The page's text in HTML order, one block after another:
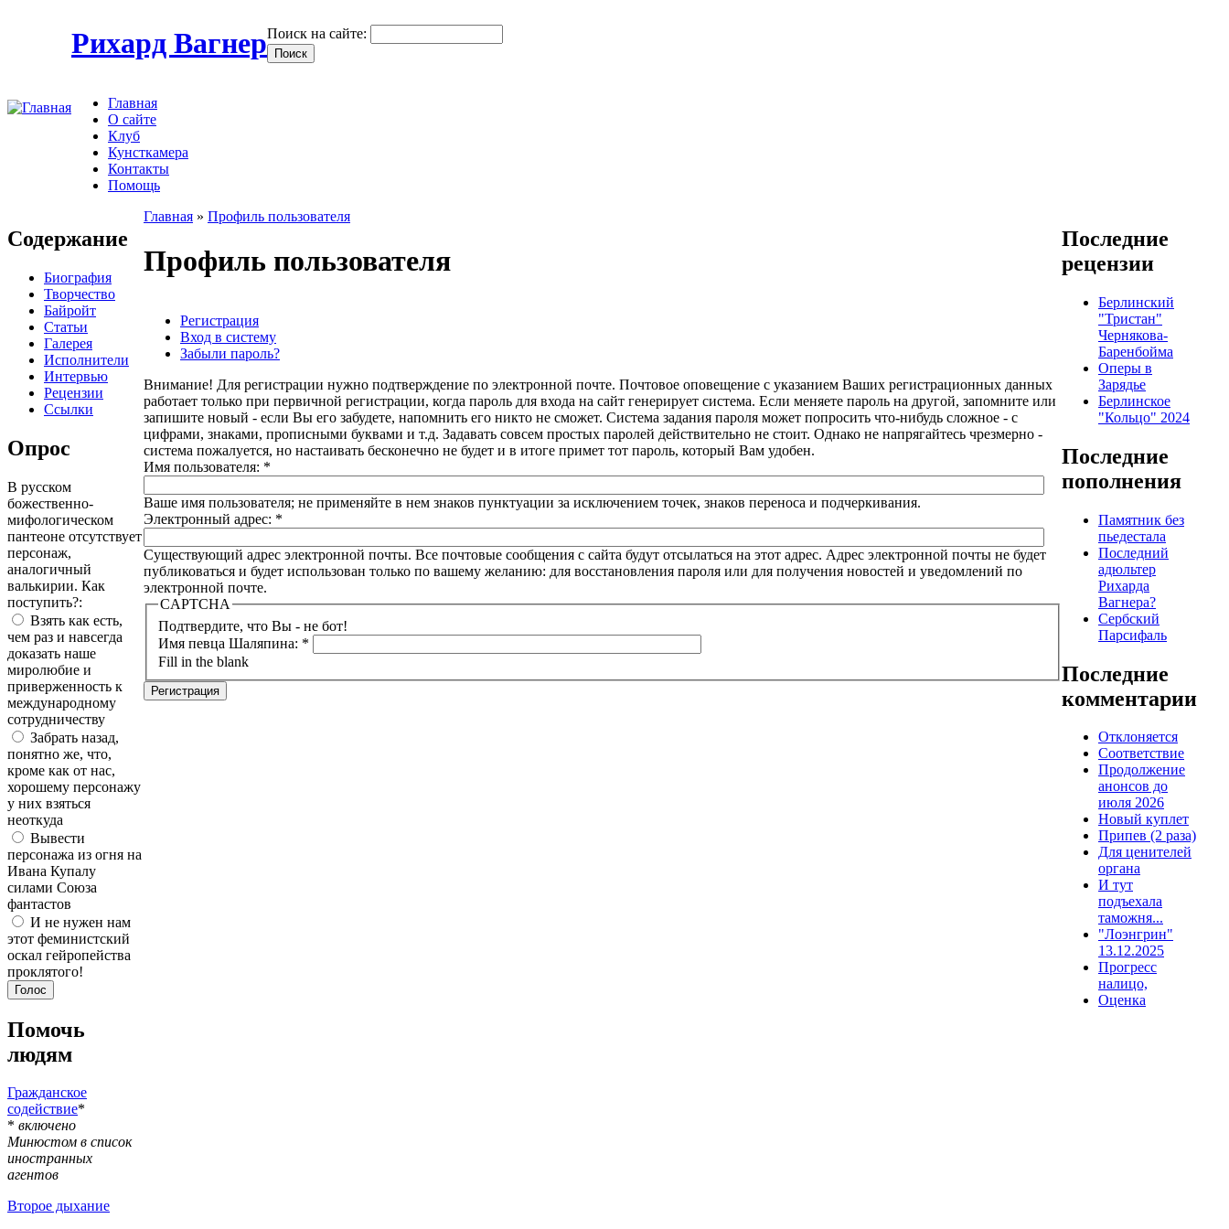
Рихард ВагнерПоиск на сайте:
Главная
О сайте
Клуб
Кунсткамера
Контакты
Помощь
Содержание
Биография
Творчество
Байройт
Статьи
Галерея
Исполнители
Интервью
Рецензии
Ссылки
Опрос
В русском
божественно-
мифологическом
пантеоне отсутствует
персонаж,
аналогичный
валькирии. Как
поступить?:
Взять как есть,
чем раз и навсегда
доказать наше
миролюбие и
приверженность к
международному
сотрудничеству
Забрать назад,
понятно же, что,
кроме как от нас,
хорошему персонажу
у них взяться
неоткуда
Вывести
персонажа из огня на
Ивана Купалу
силами Союза
фантастов
И не нужен нам
этот феминистский
оскал гейропейства
проклятого!
Помочь
людям
Гражданское
содействие*
* включено
Минюстом в список
иностранных
агентов
Второе дыхание
Главная » Профиль пользователя
Профиль пользователя
Регистрация
Вход в систему
Забыли пароль?
Внимание! Для регистрации нужно подтверждение по электронной почте. Почтовое оповещение с указанием Ваших регистрационных данных
работает только при первичной регистрации, когда пароль для входа на сайт генерирует система. Если меняете пароль на другой, запомните или
запишите новый - если Вы его забудете, напомнить его никто не сможет. Система задания пароля может попросить что-нибудь сложное - с
цифрами, знаками, прописными буквами и т.д. Задавать совсем простых паролей действительно не стоит. Однако не напрягайтесь чрезмерно -
система пожалуется, но настаивать бесконечно не будет и в итоге примет тот пароль, который Вам удобен.
Имя пользователя: *
Ваше имя пользователя; не применяйте в нем знаков пунктуации за исключением точек, знаков переноса и подчеркивания.
Электронный адрес: *
Существующий адрес электронной почты. Все почтовые сообщения с сайта будут отсылаться на этот адрес. Адрес электронной почты не будет
публиковаться и будет использован только по вашему желанию: для восстановления пароля или для получения новостей и уведомлений по
электронной почте.
CAPTCHA
Подтвердите, что Вы - не бот!
Имя певца Шаляпина: *
Fill in the blank
Последние
рецензии
Берлинский
"Тристан"
Чернякова-
Баренбойма
Оперы в
Зарядье
Берлинское
"Кольцо" 2024
Последние
пополнения
Памятник без
пьедестала
Последний
адюльтер
Рихарда
Вагнера?
Сербский
Парсифаль
Последние
комментарии
Отклоняется
Соответствие
Продолжение
анонсов до
июля 2026
Новый куплет
Припев (2 раза)
Для ценителей
органа
И тут
подъехала
таможня...
"Лоэнгрин"
13.12.2025
Прогресс
налицо,
Оценка